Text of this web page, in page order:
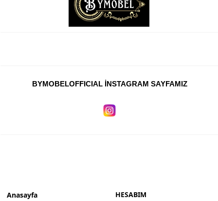
Eskişehir Mobilyacılar, Mobilya Mağazaları, Firmaları
Bolu Mobilyacılar, Mobilya Mağazaları, İmalatçıları
BYMOBELOFFICIAL İNSTAGRAM SAYFAMIZ
Anasayfa
HESABIM